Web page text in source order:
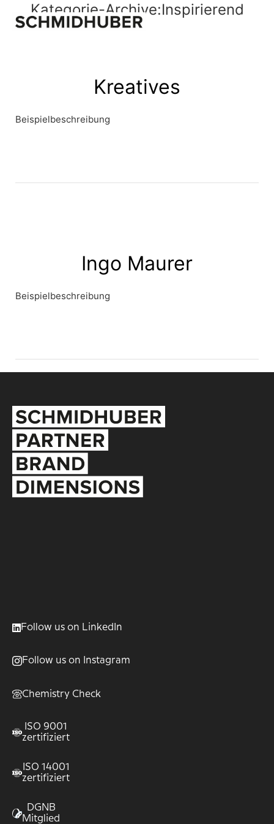
Kategorie-Archive:Inspirierend
Kreatives
Beispielbeschreibung
Ingo Maurer
Beispielbeschreibung
Follow us on LinkedIn
Follow us on Instagram
Chemistry Check
ISO 9001
zertifiziert
ISO 14001
zertifiziert
DGNB
Mitglied